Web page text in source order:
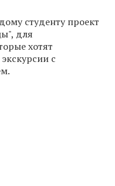
студенту проект
для
хотят
с